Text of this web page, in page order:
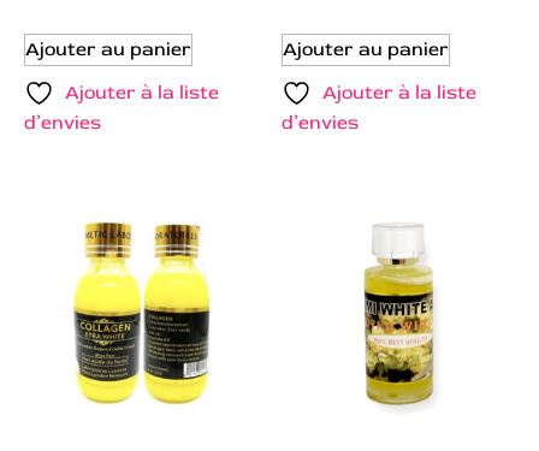
Ajouter au panier
Ajouter à la liste
d’envies
Ajouter au panier
Ajouter à la liste
d’envies